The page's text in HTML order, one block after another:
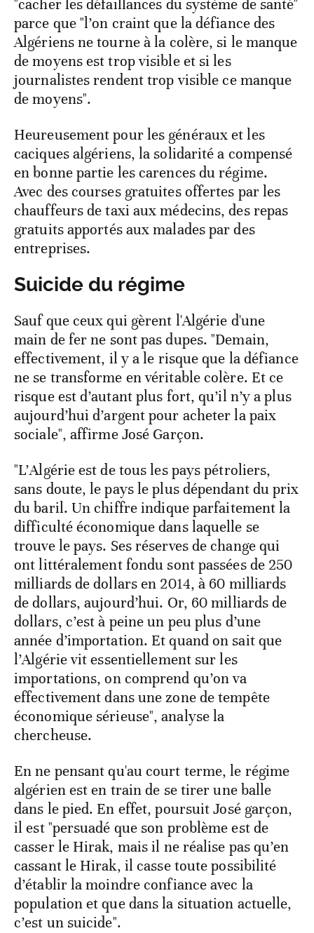
"cacher les défaillances du système de santé"
parce que "l’on craint que la défiance des
Algériens ne tourne à la colère, si le manque
de moyens est trop visible et si les
journalistes rendent trop visible ce manque
de moyens".
Heureusement pour les généraux et les
caciques algériens, la solidarité a compensé
en bonne partie les carences du régime.
Avec des courses gratuites offertes par les
chauffeurs de taxi aux médecins, des repas
gratuits apportés aux malades par des
entreprises.
Suicide du régime
Sauf que ceux qui gèrent l'Algérie d'une
main de fer ne sont pas dupes. "Demain,
effectivement, il y a le risque que la défiance
ne se transforme en véritable colère. Et ce
risque est d’autant plus fort, qu’il n’y a plus
aujourd’hui d’argent pour acheter la paix
sociale", affirme José Garçon.
"L’Algérie est de tous les pays pétroliers,
sans doute, le pays le plus dépendant du prix
du baril. Un chiffre indique parfaitement la
difficulté économique dans laquelle se
trouve le pays. Ses réserves de change qui
ont littéralement fondu sont passées de 250
milliards de dollars en 2014, à 60 milliards
de dollars, aujourd’hui. Or, 60 milliards de
dollars, c’est à peine un peu plus d’une
année d’importation. Et quand on sait que
l’Algérie vit essentiellement sur les
importations, on comprend qu’on va
effectivement dans une zone de tempête
économique sérieuse", analyse la
chercheuse.
En ne pensant qu'au court terme, le régime
algérien est en train de se tirer une balle
dans le pied. En effet, poursuit José garçon,
il est "persuadé que son problème est de
casser le Hirak, mais il ne réalise pas qu’en
cassant le Hirak, il casse toute possibilité
d’établir la moindre confiance avec la
population et que dans la situation actuelle,
c’est un suicide".